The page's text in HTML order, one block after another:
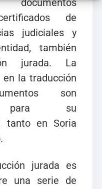
documentos
de
judiciales y
también
jurada. La
la traducción
son
para su
tanto en Soria
jurada es
una serie de